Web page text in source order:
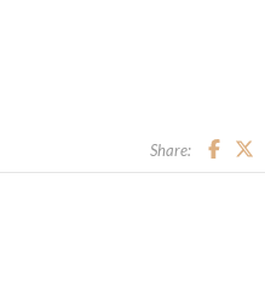
Share: